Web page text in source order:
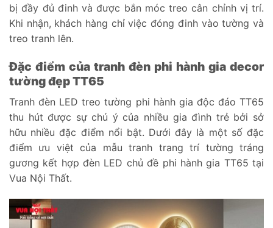
bị đầy đủ đinh và được bắn móc treo cân chỉnh vị trí.
Khi nhận, khách hàng chỉ việc đóng đinh vào tường và
treo tranh lên.
Đặc điểm của tranh đèn phi hành gia decor
tường đẹp TT65
Tranh đèn LED treo tường phi hành gia độc đáo TT65
thu hút được sự chú ý của nhiều gia đình trẻ bởi sở
hữu nhiều đặc điểm nổi bật. Dưới đây là một số đặc
điểm ưu việt của mẫu tranh trang trí tường tráng
gương kết hợp đèn LED chủ đề phi hành gia TT65 tại
Vua Nội Thất.